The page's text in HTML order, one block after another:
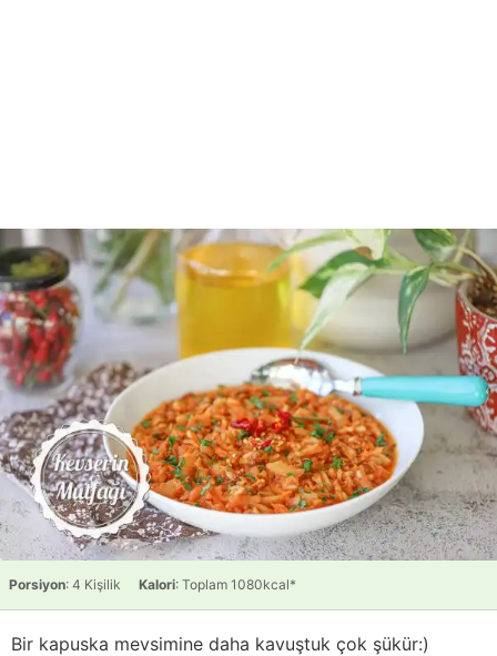
Porsiyon: 4 Kişilik Kalori: Toplam 1080kcal*
Bir kapuska mevsimine daha kavuştuk çok şükür:)